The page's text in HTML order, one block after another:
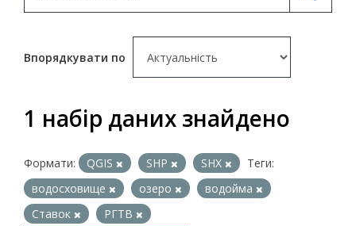
Впорядкувати по
1 набір даних знайдено
Формати: QGIS SHP SHX
Теги:
водосховище
озеро
водойма
Ставок
РГТВ